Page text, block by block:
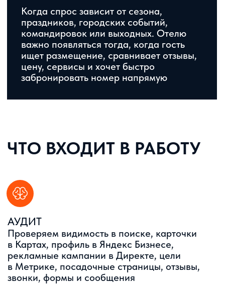
романтические выходные, групповое
размещение, конференция, длительное
СЕМАНТИКА
Разделяем кампании по регионам, типам
гостей, предложениям и уровню готовности
к бронированию. Добавляем минус-слова,
быстрые ссылки, уточнения, корректировки
Проверяем видимость в поиске, карточки
в Картах, профиль в Яндекс Бизнесе,
рекламные кампании в Директе, цели
в Метрике, посадочные страницы, отзывы,
звонки, формы и сообщения